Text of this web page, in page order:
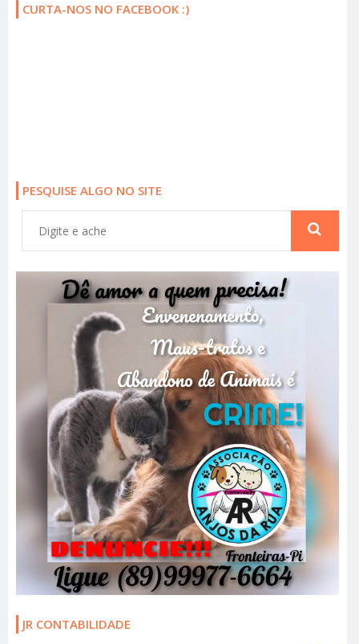
CURTA-NOS NO FACEBOOK :)
PESQUISE ALGO NO SITE
JR CONTABILIDADE